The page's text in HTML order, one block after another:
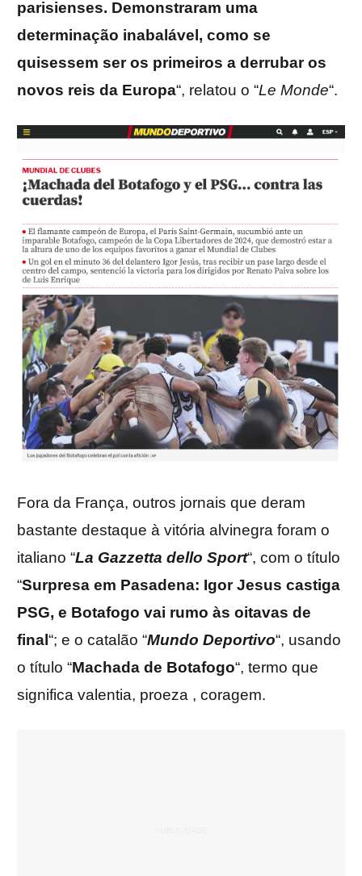
parisienses. Demonstraram uma
determinação inabalável, como se
quisessem ser os primeiros a derrubar os
novos reis da Europa“, relatou o “Le Monde“.
Fora da França, outros jornais que deram
bastante destaque à vitória alvinegra foram o
italiano “La Gazzetta dello Sport“, com o título
“Surpresa em Pasadena: Igor Jesus castiga
PSG, e Botafogo vai rumo às oitavas de
final “; e o catalão “Mundo Deportivo“, usando
o título “Machada de Botafogo“, termo que
significa valentia, proeza , coragem.